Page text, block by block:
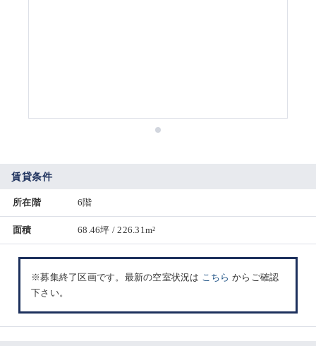
賃貸条件
所在階 6階
面積 68.46坪 / 226.31m²
※募集終了区画です。最新の空室状況は こちら からご確認
下さい。